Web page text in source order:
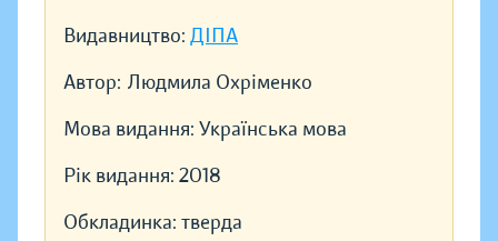
Видавництво: ДІПА
Автор: Людмила Охріменко
Мова видання: Українська мова
Рік видання: 2018
Обкладинка: тверда